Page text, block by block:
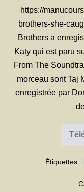
https://
brothers-she-
Brothers a
Katy qui est paru
From The
morceau sont Taj
enregistrée par
Étiquettes :